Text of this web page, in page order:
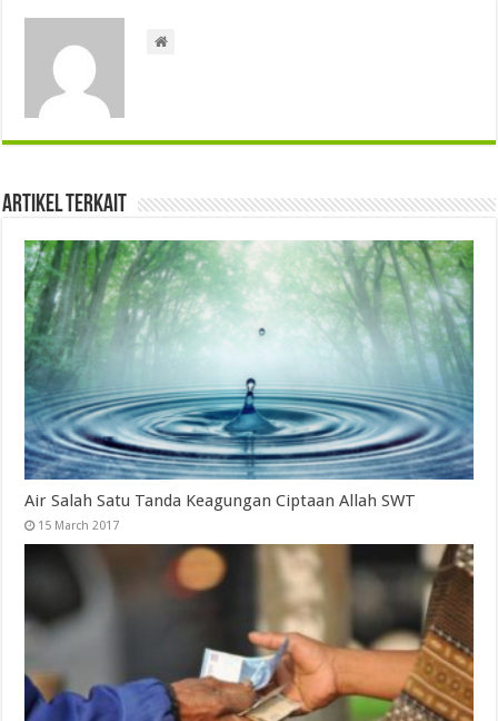
Artikel Terkait
Air Salah Satu Tanda Keagungan Ciptaan Allah SWT
15 March 2017